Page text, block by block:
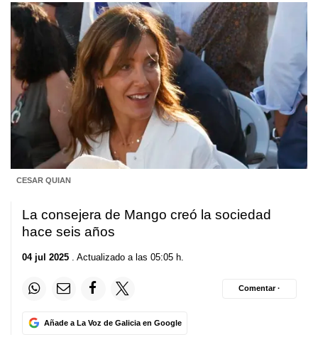
CESAR QUIAN
La consejera de Mango creó la sociedad
hace seis años
04 jul 2025 . Actualizado a las 05:05 h.
Añade a La Voz de Galicia en Google
Comentar ·